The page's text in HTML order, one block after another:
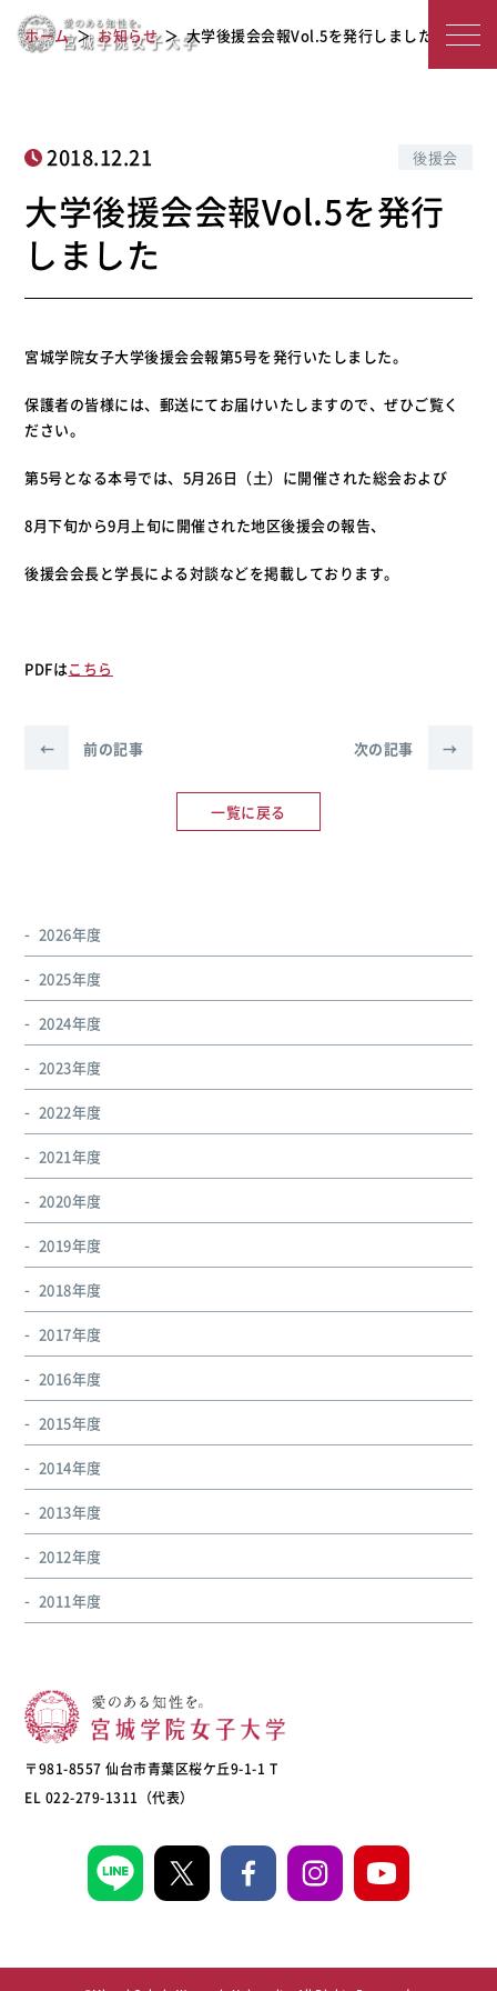
宮
女
大
大学後援会会報Vol.5を発行しました
ホーム お知らせ 大学後援会会報Vol.5を発行しました
2018.12.21 後援会
大学後援会会報Vol.5を発行
しました
宮城学院女子大学後援会会報第5号を発行いたしました。
保護者の皆様には、郵送にてお届けいたしますので、ぜひご覧く
ださい。
第5号となる本号では、5月26日（土）に開催された総会および
8月下旬から9月上旬に開催された地区後援会の報告、
後援会会長と学長による対談などを掲載しております。
PDFはこちら
← 前の記事
一覧に戻る
次の記事 →
2026年度
2025年度
2024年度
2023年度
2022年度
2021年度
2020年度
2019年度
2018年度
2017年度
2016年度
2015年度
2014年度
2013年度
2012年度
2011年度
〒981-8557 仙台市青葉区桜ケ丘9-1-1 T
EL 022-279-1311（代表）